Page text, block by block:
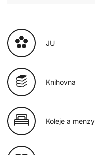
JU
Knihovna
Koleje a menzy